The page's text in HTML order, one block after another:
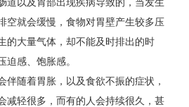
道以及胃部出现疾病导致的，当发生
空就会缓慢，食物对胃壁产生较多压
的大量气体，却不能及时排出的时
迫感、饱胀感。
伴随着胃胀，以及食欲不振的症状，
减轻很多，而有的人会持续很久，甚